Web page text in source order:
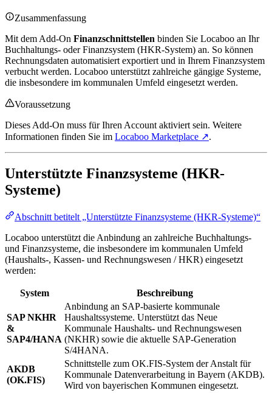
Zusammenfassung
Mit dem Add-On Finanzschnittstellen binden Sie Locaboo an Ihr
Buchhaltungs- oder Finanzsystem (HKR-System) an. So können
Rechnungsdaten automatisiert exportiert und in Ihrem Finanzsystem
verbucht werden. Locaboo unterstützt zahlreiche gängige Systeme,
die insbesondere im kommunalen Umfeld eingesetzt werden.
Voraussetzung
Dieses Add-On muss für Ihren Account aktiviert sein. Weitere
Informationen finden Sie im Locaboo Marketplace ↗.
Unterstützte Finanzsysteme (HKR-
Systeme)
Abschnitt betitelt „Unterstützte Finanzsysteme (HKR-Systeme)“
Locaboo unterstützt die Anbindung an zahlreiche Buchhaltungs-
und Finanzsysteme, die insbesondere im kommunalen Umfeld
(Haushalts-, Kassen- und Rechnungswesen / HKR) eingesetzt
werden:
System Beschreibung
SAP NKHR
&
SAP4/HANA
Anbindung an SAP-basierte kommunale
Haushaltssysteme. Unterstützt das Neue
Kommunale Haushalts- und Rechnungswesen
(NKHR) sowie die aktuelle SAP-Generation
S/4HANA.
AKDB
(OK.FIS)
Schnittstelle zum OK.FIS-System der Anstalt für
Kommunale Datenverarbeitung in Bayern (AKDB).
Wird von bayerischen Kommunen eingesetzt.